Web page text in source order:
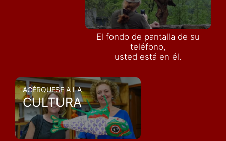
El fondo de pantalla de su
teléfono,
usted está en él.
ACÉRQUESE A LA
CULTURA